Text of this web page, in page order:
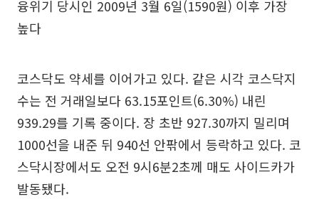
융위기 당시인 2009년 3월 6일(1590원) 이후 가장
높다
코스닥도 약세를 이어가고 있다. 같은 시각 코스닥지
수는 전 거래일보다 63.15포인트(6.30%) 내린
939.29를 기록 중이다. 장 초반 927.30까지 밀리며
1000선을 내준 뒤 940선 안팎에서 등락하고 있다. 코
스닥시장에서도 오전 9시6분2초께 매도 사이드카가
발동됐다.